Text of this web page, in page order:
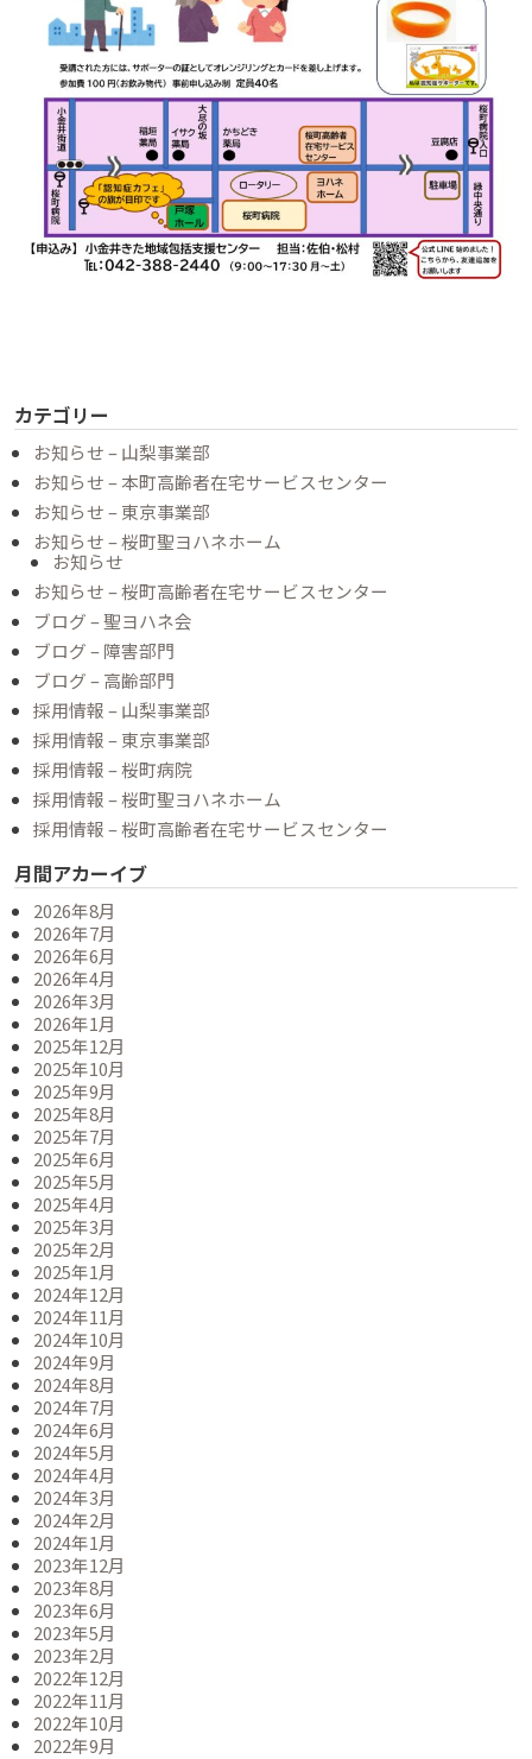
カテゴリー
お知らせ – 山梨事業部
お知らせ – 本町高齢者在宅サービスセンター
お知らせ – 東京事業部
お知らせ – 桜町聖ヨハネホーム
お知らせ
お知らせ – 桜町高齢者在宅サービスセンター
ブログ – 聖ヨハネ会
ブログ – 障害部門
ブログ – 高齢部門
採用情報 – 山梨事業部
採用情報 – 東京事業部
採用情報 – 桜町病院
採用情報 – 桜町聖ヨハネホーム
採用情報 – 桜町高齢者在宅サービスセンター
月間アカーイブ
2026年8月
2026年7月
2026年6月
2026年4月
2026年3月
2026年1月
2025年12月
2025年10月
2025年9月
2025年8月
2025年7月
2025年6月
2025年5月
2025年4月
2025年3月
2025年2月
2025年1月
2024年12月
2024年11月
2024年10月
2024年9月
2024年8月
2024年7月
2024年6月
2024年5月
2024年4月
2024年3月
2024年2月
2024年1月
2023年12月
2023年8月
2023年6月
2023年5月
2023年2月
2022年12月
2022年11月
2022年10月
2022年9月